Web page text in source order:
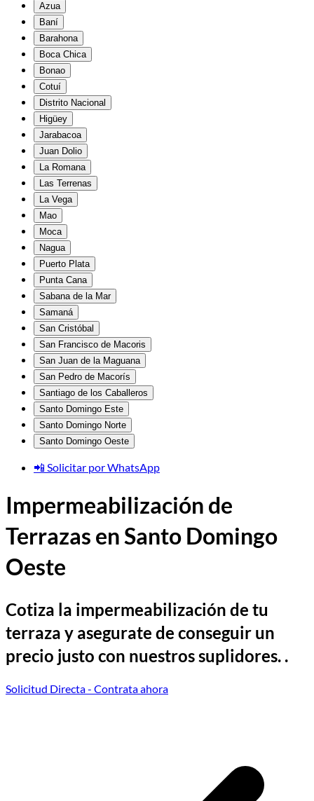
Azua
Baní
Barahona
Boca Chica
Bonao
Cotuí
Distrito Nacional
Higüey
Jarabacoa
Juan Dolio
La Romana
Las Terrenas
La Vega
Mao
Moca
Nagua
Puerto Plata
Punta Cana
Sabana de la Mar
Samaná
San Cristóbal
San Francisco de Macoris
San Juan de la Maguana
San Pedro de Macorís
Santiago de los Caballeros
Santo Domingo Este
Santo Domingo Norte
Santo Domingo Oeste
📲 Solicitar por WhatsApp
Impermeabilización de
Terrazas en Santo Domingo
Oeste
Cotiza la impermeabilización de tu
terraza y asegurate de conseguir un
precio justo con nuestros suplidores. .
Solicitud Directa- Contrata ahora